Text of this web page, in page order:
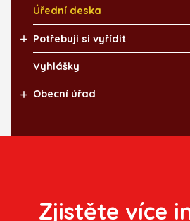
Úřední deska
Potřebuji si vyřídit
Vyhlášky
Obecní úřad
Zjistěte více